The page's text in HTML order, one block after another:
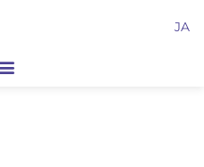
JA